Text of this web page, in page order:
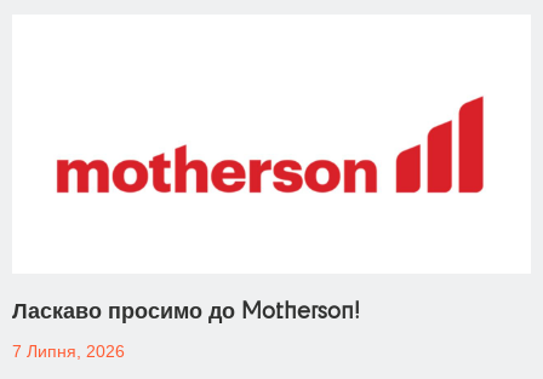
Ласкаво просимо до Motherson!
7 Липня, 2026